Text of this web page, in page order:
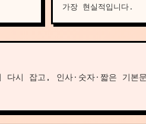
가장 현실적입니다.
다시 잡고, 인사·숫자·짧은 기본